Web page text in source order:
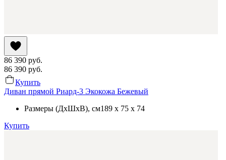
86 390 руб.
86 390 руб.
Купить
Диван прямой Риард-3 Экокожа Бежевый
Размеры (ДхШхВ), см189 x 75 x 74
Купить